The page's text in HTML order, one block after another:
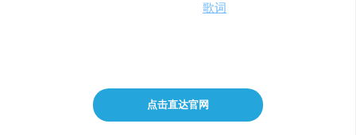
歌词
点击直达官网